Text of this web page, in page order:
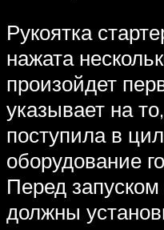
Рукоятка
нажата
произойдет
указывает на
поступила в
оборудование
Перед
должны